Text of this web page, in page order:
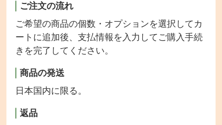
ご注文の流れ
ご希望の商品の個数・オプションを選択してカ
ートに追加後、支払情報を入力してご購入手続
きを完了してください。
商品の発送
日本国内に限る。
返品